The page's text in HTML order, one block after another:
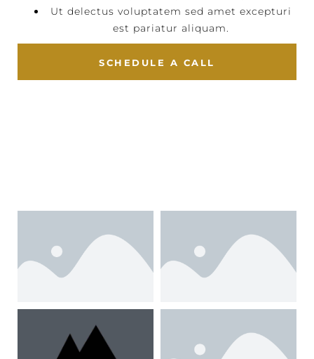
Ut delectus voluptatem sed amet excepturi
est pariatur aliquam.
SCHEDULE A CALL